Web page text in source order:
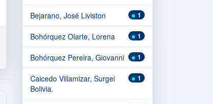
1
Bejarano, José Liviston
1
Bohórquez Olarte, Lorena
1
Bohórquez Pereira, Giovanni
1
Caicedo Villamizar, Surgei
Bolivia.